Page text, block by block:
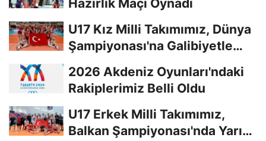
Hazırlık Maçı Oynadı
U17 Kız Milli Takımımız, Dünya
Şampiyonası'na Galibiyetle
2026 Akdeniz Oyunları'ndaki
Rakiplerimiz Belli Oldu
U17 Erkek Milli Takımımız,
Balkan Şampiyonası'nda Yarı